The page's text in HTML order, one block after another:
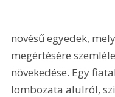
növésű egyedek,
megértésére
növekedése. Egy
lombozata alulról,